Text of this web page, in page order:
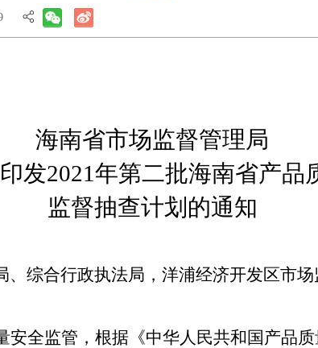
海南省市场监督管理局
发2021年第二批海南省产品
监督抽查计划的通知
、综合行政执法局，洋浦经济开发区市
安全监管，根据《中华人民共和国产品